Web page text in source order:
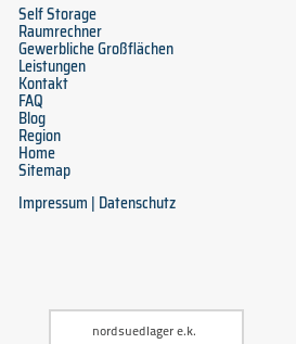
Self Storage
Raumrechner
Gewerbliche Großflächen
Leistungen
Kontakt
FAQ
Blog
Region
Home
Sitemap
Impressum | Datenschutz